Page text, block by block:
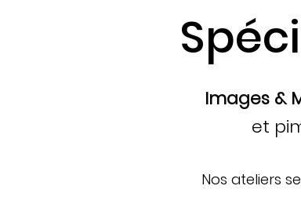
Images &
et
Nos ateliers